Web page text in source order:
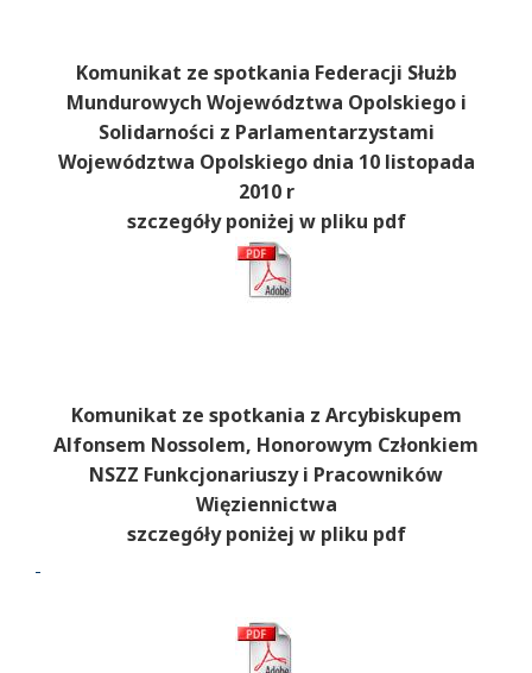
Komunikat ze spotkania Federacji Służb
Mundurowych Województwa Opolskiego i
Solidarności z Parlamentarzystami
Województwa Opolskiego dnia 10 listopada
2010 r
szczegóły poniżej w pliku pdf
Komunikat ze spotkania z Arcybiskupem
Alfonsem Nossolem, Honorowym Członkiem
NSZZ Funkcjonariuszy i Pracowników
Więziennictwa
szczegóły poniżej w pliku pdf